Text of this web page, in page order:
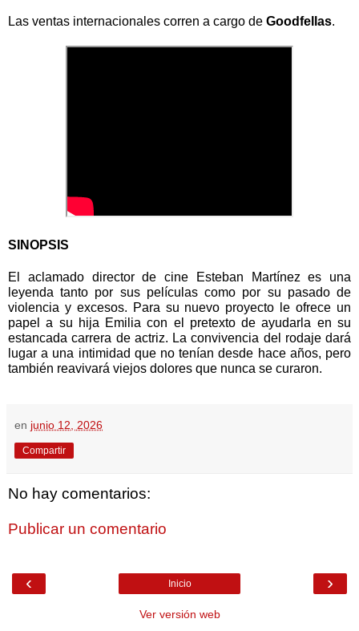
Las ventas internacionales corren a cargo de Goodfellas.
SINOPSIS
El aclamado director de cine Esteban Martínez es una
leyenda tanto por sus películas como por su pasado de
violencia y excesos. Para su nuevo proyecto le ofrece un
papel a su hija Emilia con el pretexto de ayudarla en su
estancada carrera de actriz. La convivencia del rodaje dará
lugar a una intimidad que no tenían desde hace años, pero
también reavivará viejos dolores que nunca se curaron.
en junio 12, 2026
Compartir
No hay comentarios:
Publicar un comentario
‹ ›
Inicio
Ver versión web